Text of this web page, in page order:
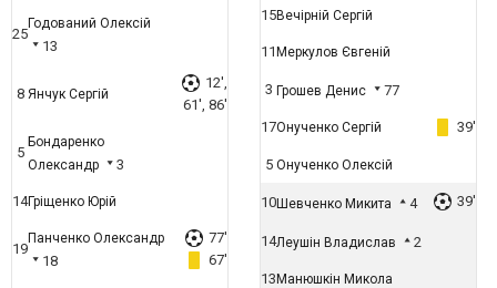
25
Годований Олексій
13
8 Янчук Сергій
12',
61', 86'
5
Бондаренко
Олександр
3
14Гріщенко Юрій
19
Панченко Олександр
18
77'
67'
15Вечірній Сергій
11Меркулов Євгеній
3 Грошев Денис 77
17Онученко Сергій 39'
5 Онученко Олексій
10Шевченко Микита 4 39'
14Леушін Владислав 2
13Манюшкін Микола